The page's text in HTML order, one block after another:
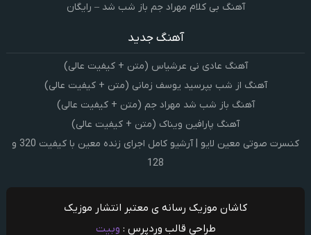
آهنگ بی کلام مهراد جم باز شب شد – رایگان
آهنگ جدید
آهنگ عادی نی عرشیاس (متن + کیفیت عالی)
آهنگ از شب بپرسید یوسف زمانی (متن + کیفیت عالی)
آهنگ باز شب شد مهراد جم (متن + کیفیت عالی)
آهنگ پارافین ویناک (متن + کیفیت عالی)
کنسرت صوتی معین لایو | آرشیو کامل اجرای زنده معین با کیفیت 320 و
128
کاشان موزیک رسانه ی معتبر انتشار موزیک
طراحی قالب وردپرس : وبیت